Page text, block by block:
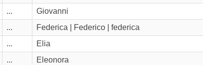
...
Giovanni
...
Federica | Federico | federica
...
Elia
...
Eleonora